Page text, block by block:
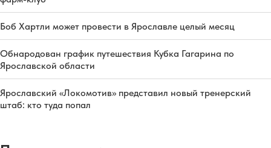
Боб Хартли может провести в Ярославле целый месяц
Обнародован график путешествия Кубка Гагарина по
Ярославской области
Ярославский «Локомотив» представил новый тренерский
штаб: кто туда попал